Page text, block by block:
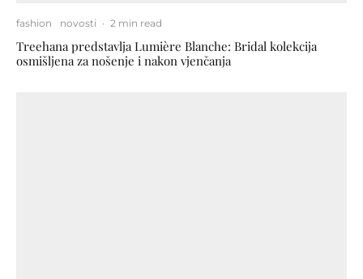
fashion novosti · 2 min read
Treehana predstavlja Lumière Blanche: Bridal kolekcija
osmišljena za nošenje i nakon vjenčanja